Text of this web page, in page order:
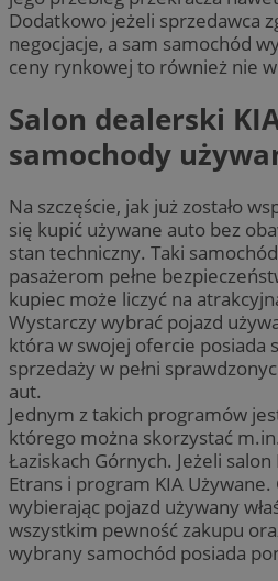
Dodatkowo jeżeli sprzedawca
negocjacje, a sam samochód
ceny rynkowej to również nie
Salon dealerski
samochody
Na szczęście, jak już zostało
się kupić używane auto bez
stan techniczny. Taki
pasażerom pełne
kupiec może liczyć na
Wystarczy wybrać pojazd
która w swojej ofercie posiada
sprzedaży w pełni
aut.
Jednym z takich programów
którego można skorzystać
Łaziskach Górnych. Jeżeli
Etrans i program KIA Używane.
wybierając pojazd używany
wszystkim pewność zakupu
wybrany samochód posiada